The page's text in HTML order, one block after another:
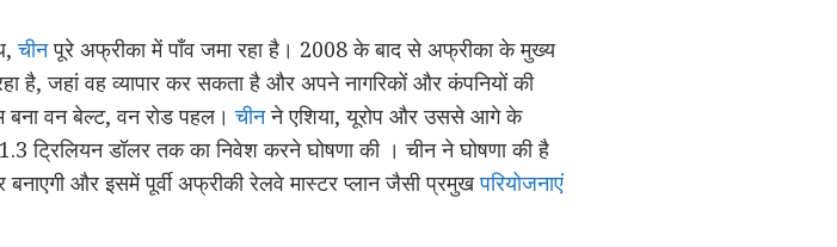
चीनपूरे अफ्रीका में पाँव जमा रहा है। 2008 के बाद से अफ्रीका के मुख्य
है, जहां वह व्यापार कर सकता है और अपने नागरिकों और कंपनियों की
बना वन बेल्ट, वन रोड पहल।चीनने एशिया, यूरोप और उससे आगे के
1.3 ट्रिलियन डॉलर तक का निवेश करने घोषणा की । चीन ने घोषणा की है
बनाएगी और इसमें पूर्वी अफ्रीकी रेलवे मास्टर प्लान जैसी प्रमुखपरियोजनाएं